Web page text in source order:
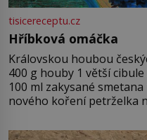
tisicereceptu.cz
Hříbková omáčka
Královskou houbou českých
400 g houby 1 větší
100 ml zakysané
nového koření petrželka